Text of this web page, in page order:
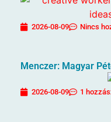
2026-08-09 Nincs
Menczer: Magyar
2026-08-09 1